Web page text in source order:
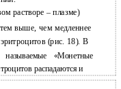
растворе – плазме)
выше, чем медленнее
(рис. 18). В
«Монетные
распадаются и